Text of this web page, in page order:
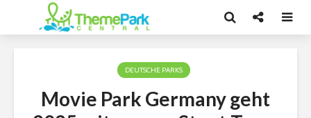
DEUTSCHE PARKS
Movie Park Germany geht